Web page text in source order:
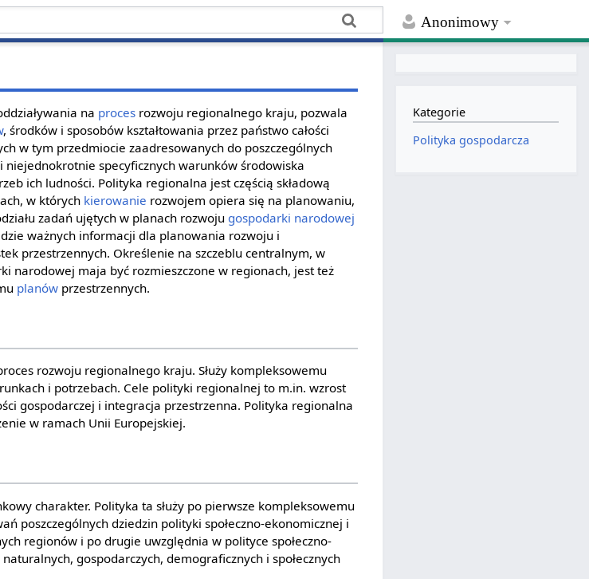
Anonimowy
na proces rozwoju regionalnego kraju, pozwala
, środków i sposobów kształtowania przez państwo całości
w tym przedmiocie zaadresowanych do poszczególnych
specyficznych warunków środowiska
ich ludności. Polityka regionalna jest częścią składową
w których kierowanie rozwojem opiera się na planowaniu,
zadań ujętych w planach rozwoju gospodarki narodowej
ważnych informacji dla planowania rozwoju i
przestrzennych. Określenie na szczeblu centralnym, w
narodowej maja być rozmieszczone w regionach, jest też
planów przestrzennych.
rozwoju regionalnego kraju. Służy kompleksowemu
i potrzebach. Cele polityki regionalnej to m.in. wzrost
gospodarczej i integracja przestrzenna. Polityka regionalna
w ramach Unii Europejskiej.
charakter. Polityka ta służy po pierwsze kompleksowemu
poszczególnych dziedzin polityki społeczno-ekonomicznej i
regionów i po drugie uwzględnia w polityce społeczno-
gospodarczych, demograficznych i społecznych
Kategorie
Polityka gospodarcza